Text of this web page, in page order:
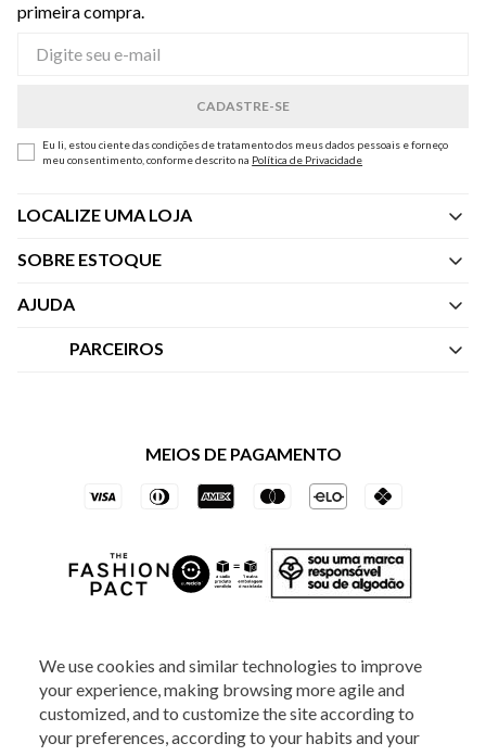
We use cookies and similar technologies to improve
your experience, making browsing more agile and
customized, and to customize the site according to
your preferences, according to your habits and your
primeira compra.
Eu li, estou ciente das condições de tratamento dos meus dados pessoais e forneço
meu consentimento, conforme descrito na Política de Privacidade
LOCALIZE UMA LOJA
SOBRE ESTOQUE
Quem Somos
AJUDA
Central de Atendimento
Trocas e Devoluções
PARCEIROS
Vai de Visa
Azul Fidelidade
MEIOS DE PAGAMENTO